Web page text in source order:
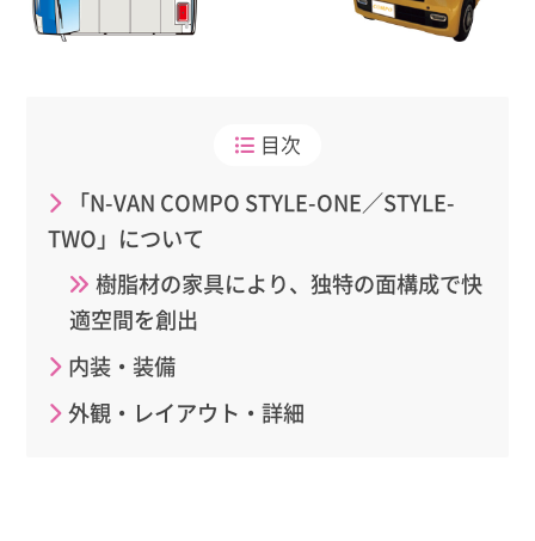
目次
「N-VAN COMPO STYLE-ONE／STYLE-
TWO」について
樹脂材の家具により、独特の面構成で快
適空間を創出
内装・装備
外観・レイアウト・詳細